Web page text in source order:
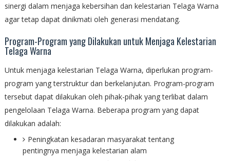
sinergi dalam menjaga kebersihan dan kelestarian Telaga Warna
agar tetap dapat dinikmati oleh generasi mendatang.
Program-Program yang Dilakukan untuk Menjaga Kelestarian
Telaga Warna
Untuk menjaga kelestarian Telaga Warna, diperlukan program-
program yang terstruktur dan berkelanjutan. Program-program
tersebut dapat dilakukan oleh pihak-pihak yang terlibat dalam
pengelolaan Telaga Warna. Beberapa program yang dapat
dilakukan adalah:
Peningkatan kesadaran masyarakat tentang
pentingnya menjaga kelestarian alam